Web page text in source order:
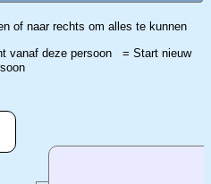
of naar rechts om alles te kunnen
= Start nieuw